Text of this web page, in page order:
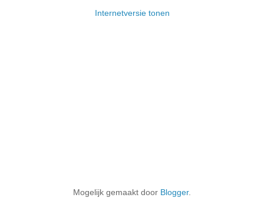
Internetversie tonen
Mogelijk gemaakt door Blogger.